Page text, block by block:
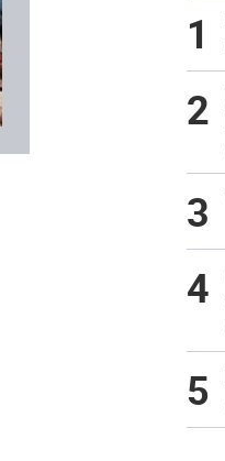
1
2
3
4
5